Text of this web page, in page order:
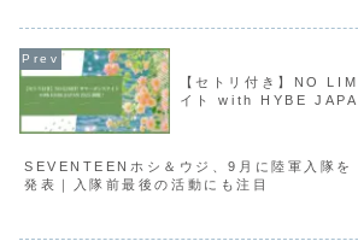
【セトリ付き】NO
イト with HYBE
SEVENTEENホシ＆ウジ、9月に陸軍入隊を
発表｜入隊前最後の活動にも注目